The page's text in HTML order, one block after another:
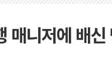
매니저에 배